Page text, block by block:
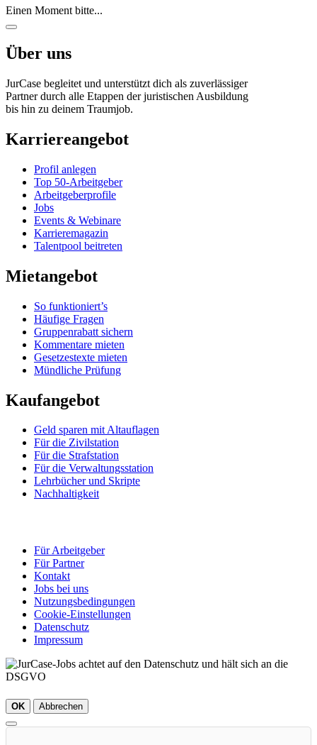
Einen Moment bitte...
Über uns
JurCase begleitet und unterstützt dich als zuverlässiger
Partner durch alle Etappen der juristischen Ausbildung
bis hin zu deinem Traumjob.
Karriereangebot
Profil anlegen
Top 50-Arbeitgeber
Arbeitgeberprofile
Jobs
Events & Webinare
Karrieremagazin
Talentpool beitreten
Mietangebot
So funktioniert’s
Häufige Fragen
Gruppenrabatt sichern
Kommentare mieten
Gesetzestexte mieten
Mündliche Prüfung
Kaufangebot
Geld sparen mit Altauflagen
Für die Zivilstation
Für die Strafstation
Für die Verwaltungsstation
Lehrbücher und Skripte
Nachhaltigkeit
Für Arbeitgeber
Für Partner
Kontakt
Jobs bei uns
Nutzungsbedingungen
Cookie-Einstellungen
Datenschutz
Impressum
OK Abbrechen